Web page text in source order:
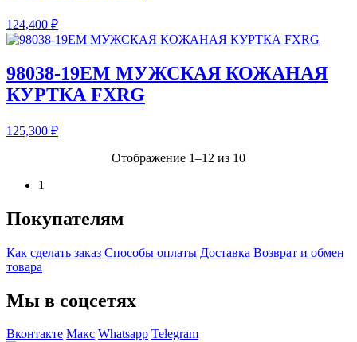
124,400 ₽
98038-19EM МУЖСКАЯ КОЖАНАЯ
КУРТКА FXRG
125,300 ₽
Отображение 1–12 из 10
1
Покупателям
Как сделать заказ Способы оплаты Доставка Возврат и обмен
товара
Мы в соцсетях
Вконтакте Макс Whatsapp Telegram